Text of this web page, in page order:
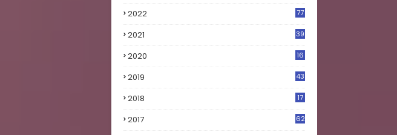
2022 77
2021 39
2020
16
2019
43
2018
17
2017
62